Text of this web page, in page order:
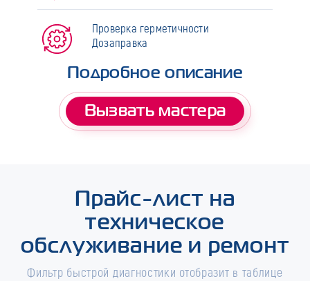
Проверка герметичности
Дозаправка
Подробное описание
Вызвать мастера
Прайс-лист на
техническое
обслуживание и ремонт
Фильтр быстрой диагностики отобразит в таблице